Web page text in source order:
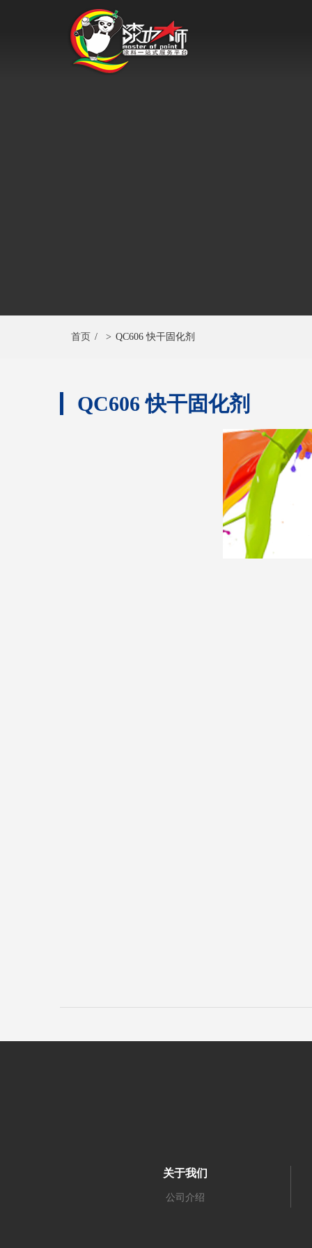
首页 / > QC606 快干固化剂
QC606 快干固化剂
关于我们
公司介绍